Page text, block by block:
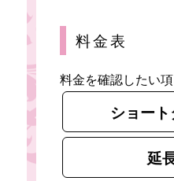
料金表
料金を確認したい
ショー
延